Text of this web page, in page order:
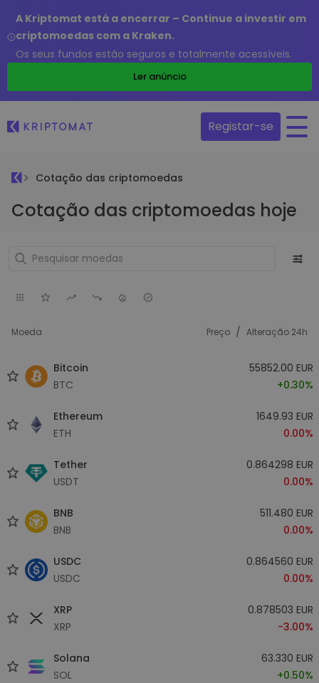
A Kriptomat está a encerrar – Continue a investir em
criptomoedas com a Kraken.
Os seus fundos estão seguros e totalmente acessíveis.
Ler anúncio
Registar-se
Cotação das criptomoedas
Cotação das criptomoedas hoje
Moeda Preço / Alteração 24h
Bitcoin
BTC
55852.00 EUR
+0.30%
Ethereum
ETH
1649.93 EUR
0.00%
Tether
USDT
0.864298 EUR
0.00%
BNB
BNB
511.480 EUR
0.00%
USDC
USDC
0.864560 EUR
0.00%
XRP
XRP
0.878503 EUR
-3.00%
Solana
SOL
63.330 EUR
+0.50%